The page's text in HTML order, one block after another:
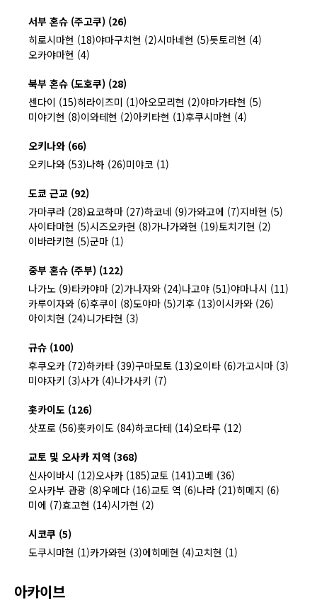
서부 혼슈 (주고쿠) (26)
히로시마현 (18)야마구치현 (2)시마네현 (5)돗토리현 (4)
오카야마현 (4)
북부 혼슈 (도호쿠) (28)
센다이 (15)히라이즈미 (1)아오모리현 (2)야마가타현 (5)
미야기현 (8)이와테현 (2)아키타현 (1)후쿠시마현 (4)
오키나와 (66)
오키나와 (53)나하 (26)미야코 (1)
도쿄 근교 (92)
가마쿠라 (28)요코하마 (27)하코네 (9)가와고에 (7)지바현 (5)
사이타마현 (5)시즈오카현 (8)가나가와현 (19)토치기현 (2)
이바라키현 (5)군마 (1)
중부 혼슈 (주부) (122)
나가노 (9)타카야마 (2)가나자와 (24)나고야 (51)야마나시 (11)
카루이자와 (6)후쿠이 (8)도야마 (5)기후 (13)이시카와 (26)
아이치현 (24)니가타현 (3)
규슈 (100)
후쿠오카 (72)하카타 (39)구마모토 (13)오이타 (6)가고시마 (3)
미야자키 (3)사가 (4)나가사키 (7)
홋카이도 (126)
삿포로 (56)홋카이도 (84)하코다테 (14)오타루 (12)
교토 및 오사카 지역 (368)
신사이바시 (12)오사카 (185)교토 (141)고베 (36)
오사카부 관광 (8)우메다 (16)교토 역 (6)나라 (21)히메지 (6)
미에 (7)효고현 (14)시가현 (2)
시코쿠 (5)
도쿠시마현 (1)카가와현 (3)에히메현 (4)고치현 (1)
아카이브